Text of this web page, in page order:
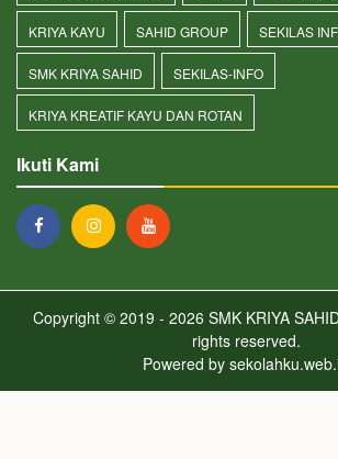
KRIYA KAYU SAHID GROUP SEKILAS
SMK KRIYA SAHID SEKILAS-INFO
KRIYA KREATIF KAYU DAN ROTAN
Ikuti Kami
Copyright © 2019 - 2026 SMK KRIYA
rights reserved.
Powered by